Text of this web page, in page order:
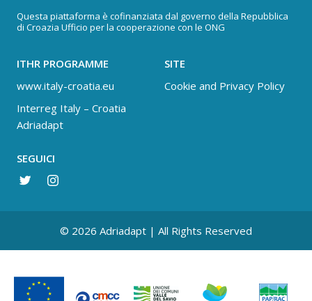
Questa piattaforma è cofinanziata dal governo della Repubblica
di Croazia Ufficio per la cooperazione con le ONG
ITHR PROGRAMME
www.italy-croatia.eu
Interreg Italy – Croatia
Adriadapt
SITE
Cookie and Privacy Policy
SEGUICI
© 2026 Adriadapt | All Rights Reserved